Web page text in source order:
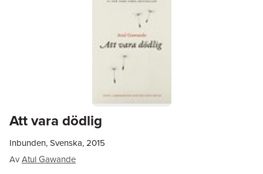
Att vara dödlig
Inbunden, Svenska, 2015
AvAtul Gawande